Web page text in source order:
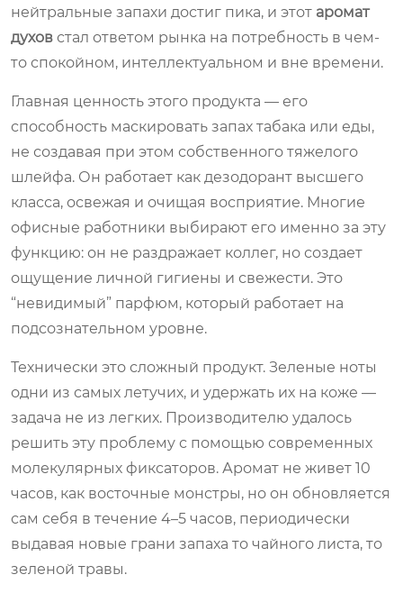
нейтральные запахи достиг пика, и этот аромат
духов стал ответом рынка на потребность в чем-
то спокойном, интеллектуальном и вне времени.
Главная ценность этого продукта — его
способность маскировать запах табака или еды,
не создавая при этом собственного тяжелого
шлейфа. Он работает как дезодорант высшего
класса, освежая и очищая восприятие. Многие
офисные работники выбирают его именно за эту
функцию: он не раздражает коллег, но создает
ощущение личной гигиены и свежести. Это
“невидимый” парфюм, который работает на
подсознательном уровне.
Технически это сложный продукт. Зеленые ноты
одни из самых летучих, и удержать их на коже —
задача не из легких. Производителю удалось
решить эту проблему с помощью современных
молекулярных фиксаторов. Аромат не живет 10
часов, как восточные монстры, но он обновляется
сам себя в течение 4–5 часов, периодически
выдавая новые грани запаха то чайного листа, то
зеленой травы.